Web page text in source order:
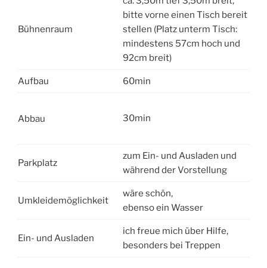
Bühnenraum
bitte vorne einen Tisch bereit
stellen (Platz unterm Tisch:
mindestens 57cm hoch und
92cm breit)
Aufbau 60min
Abbau 30min
Parkplatz
zum Ein- und Ausladen und
während der Vorstellung
Umkleidemöglichkeit
wäre schön,
ebenso ein Wasser
Ein- und Ausladen
ich freue mich über Hilfe,
besonders bei Treppen